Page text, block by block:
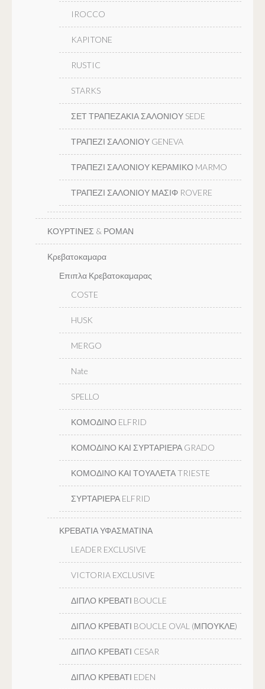
IROCCO
KAPITONE
RUSTIC
STARKS
ΣΕΤ ΤΡΑΠΕΖΑΚΙΑ ΣΑΛΟΝΙΟΥ SEDE
ΤΡΑΠΕΖΙ ΣΑΛΟΝΙΟΥ GENEVA
ΤΡΑΠΕΖΙ ΣΑΛΟΝΙΟΥ ΚΕΡΑΜΙΚΟ MARMO
ΤΡΑΠΕΖΙ ΣΑΛΟΝΙΟΥ ΜΑΣΙΦ ROVERE
ΚΟΥΡΤΙΝΕΣ & ΡΟΜΑΝ
Κρεβατοκαμαρα
Επιπλα Κρεβατοκαμαρας
COSTE
HUSK
MERGO
Nate
SPELLO
ΚΟΜΟΔΙΝΟ ELFRID
ΚΟΜΟΔΙΝΟ ΚΑΙ ΣΥΡΤΑΡΙΕΡΑ GRADO
ΚΟΜΟΔΙΝΟ ΚΑΙ ΤΟΥΑΛΕΤΑ TRIESTE
ΣΥΡΤΑΡΙΕΡΑ ELFRID
ΚΡΕΒΑΤΙΑ ΥΦΑΣΜΑΤΙΝΑ
LEADER EXCLUSIVE
VICTORIA EXCLUSIVE
ΔΙΠΛΟ ΚΡΕΒΑΤΙ BOUCLE
ΔΙΠΛΟ ΚΡΕΒΑΤΙ BOUCLE OVAL (ΜΠΟΥΚΛΕ)
ΔΙΠΛΟ ΚΡΕΒΑΤΙ CESAR
ΔΙΠΛΟ ΚΡΕΒΑΤΙ EDEN